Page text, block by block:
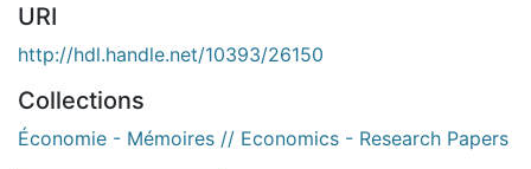
URI
http://hdl.handle.net/10393/26150
Collections
Économie - Mémoires // Economics - Research Papers